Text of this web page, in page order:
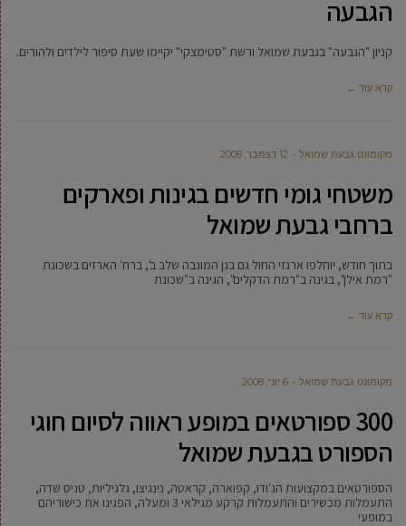
הגבעה
קניון "הגבעה" בגבעת שמואל ורשת "סטימצקי" יקיימו שעת סיפור לילדים ולהורים.
קרא עוד ←
מקומונט גבעת שמואל 12 דצמבר, 2008
משטחי גומי חדשים בגינות ופארקים
ברחבי גבעת שמואל
בתוך חודש, יוחלפו ארגזי החול גם בגן המוגבה שלב ב', ברח' הארזים בשכונת
"רמת אילן", בגינה ב"רמת הדקלים", הגינה ב"שכונת
קרא עוד ←
מקומונט גבעת שמואל 6 יוני, 2008
300 ספורטאים במופע ראווה לסיום חוגי
הספורט בגבעת שמואל
הספורטאים במקצועות הג'ודו, קפוארה, קראטה, נינגיצו, גלגיליות, טניס שדה,
התעמלות מכשירים והתעמלות קרקע מגילאי 3 ומעלה, הפגינו את כישוריהם
במופעי